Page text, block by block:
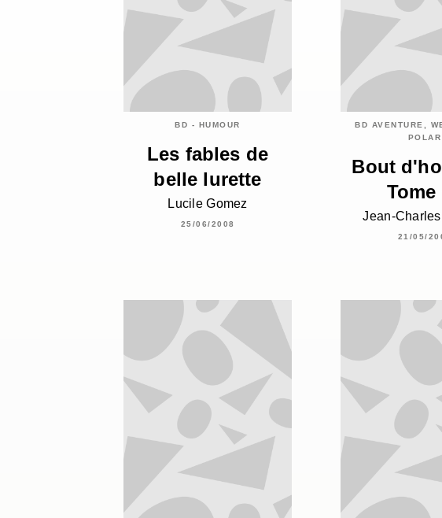
BD - HUMOUR
Les fables de
belle lurette
Lucile Gomez
25/06/2008
BD AVENTURE,
POLAR
Bout
Tome
Jean-
21/05/